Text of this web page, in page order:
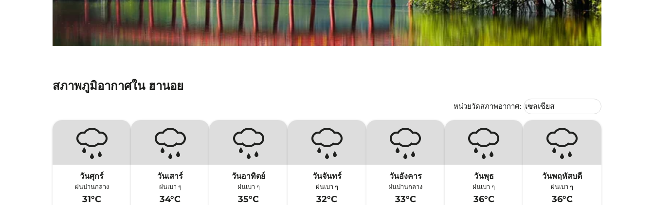
สภาพภูมิอากาศใน ฮานอย
หน่วยวัดสภาพอากาศ: Weather unit option เซลเซียส
เซลเซียส
keyboard_arrow_down
วันศุกร์
ฝนปานกลาง
31°C
วันเสาร์
ฝนเบา ๆ
34°C
วันอาทิตย์
ฝนเบา ๆ
35°C
วันจันทร์
ฝนเบา ๆ
32°C
วันอังคาร
ฝนปานกลาง
33°C
วันพุธ
ฝนเบา ๆ
36°C
วันพฤหัสบดี
ฝนเบา ๆ
36°C